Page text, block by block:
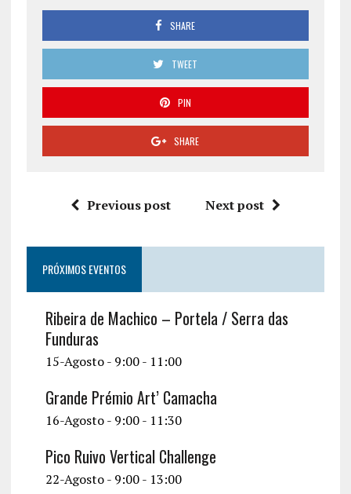
SHARE
TWEET
PIN
SHARE
Previous post Next post
PRÓXIMOS EVENTOS
Ribeira de Machico – Portela / Serra das
Funduras
15-Agosto - 9:00- 11:00
Grande Prémio Art’ Camacha
16-Agosto - 9:00- 11:30
Pico Ruivo Vertical Challenge
22-Agosto - 9:00- 13:00